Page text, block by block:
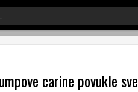
carine povukle sve